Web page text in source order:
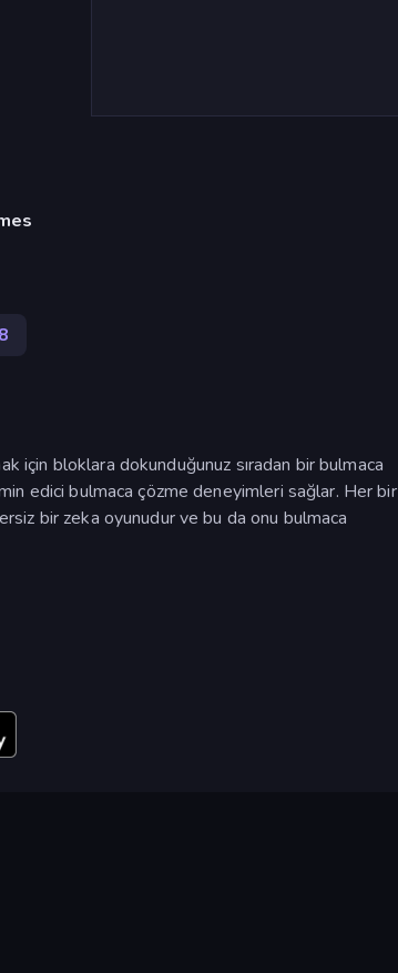
için bloklara dokunduğunuz sıradan bir bulmaca
edici bulmaca çözme deneyimleri sağlar. Her bir
bir zeka oyunudur ve bu da onu bulmaca